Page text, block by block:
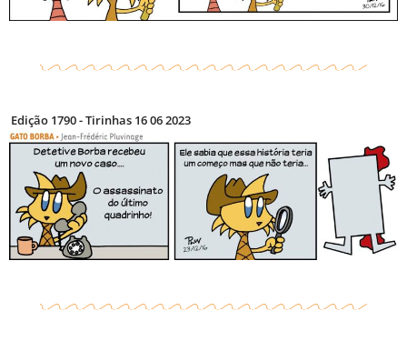
Edição 1790 - Tirinhas 16 06 2023